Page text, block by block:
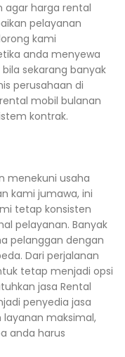
agar harga rental
pelayanan
kami
anda menyewa
sekarang banyak
perusahaan di
mobil bulanan
kontrak.
menekuni usaha
kami jumawa, ini
tetap konsisten
pelayanan. Banyak
pelanggan dengan
Dari perjalanan
tetap menjadi opsi
jasa Rental
penyedia jasa
maksimal,
anda harus